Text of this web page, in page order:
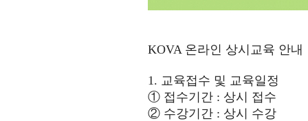
KOVA 온라인 상시교육 안내
1. 교육접수 및 교육일정
① 접수기간 : 상시 접수
② 수강기간 : 상시 수강